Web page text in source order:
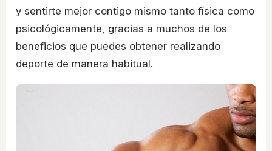
y sentirte mejor contigo mismo tanto física como
psicológicamente, gracias a muchos de los
beneficios que puedes obtener realizando
deporte de manera habitual.